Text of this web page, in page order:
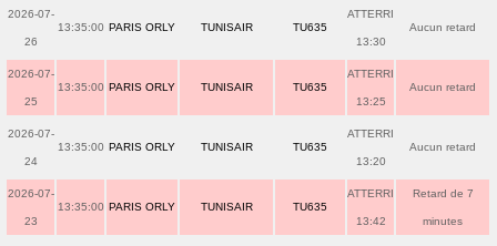
2026-07-
26
13:35:00 PARIS ORLY TUNISAIR TU635
ATTERRI
13:30
Aucun retard
2026-07-
25
13:35:00 PARIS ORLY TUNISAIR TU635
ATTERRI
13:25
Aucun retard
2026-07-
24
13:35:00 PARIS ORLY TUNISAIR TU635
ATTERRI
13:20
Aucun retard
2026-07-
23
13:35:00 PARIS ORLY TUNISAIR TU635
ATTERRI
13:42
Retard de 7
minutes